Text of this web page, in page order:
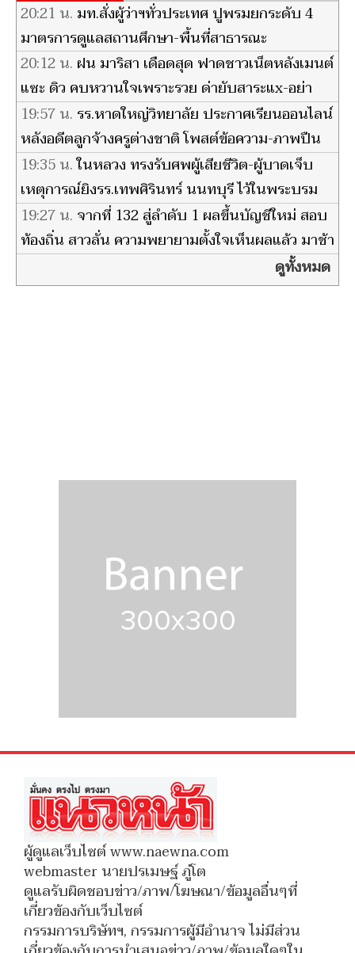
20:21 น. มท.สั่งผู้ว่าฯทั่วประเทศ ปูพรมยกระดับ 4
มาตรการดูแลสถานศึกษา-พื้นที่สาธารณะ
20:12 น. ฝน มาริสา เดือดสุด ฟาดชาวเน็ตหลังเมนต์
แซะ ดิว คบหวานใจเพราะรวย ด่ายับสาระแx-อย่า
ดูถูกคนอื่น
19:57 น. รร.หาดใหญ่วิทยาลัย ประกาศเรียนออนไลน์
หลังอดีตลูกจ้างครูต่างชาติ โพสต์ข้อความ-ภาพปืน
ข่มขู่
19:35 น.ในหลวง ทรงรับศพผู้เสียชีวิต-ผู้บาดเจ็บ
เหตุการณ์ยิงรร.เทพศิรินทร์ นนทบุรี ไว้ในพระบรม
ราชานุเคราะห์
19:27 น. จากที่ 132 สู่ลำดับ 1 ผลขึ้นบัญชีใหม่ สอบ
ท้องถิ่น สาวลั่น ความพยายามตั้งใจเห็นผลแล้ว มาช้า
ดูทั้งหมด
ผู้ดูแลเว็บไซต์ www.naewna.com
webmaster นายปรเมษฐ์ ภู่โต
ดูแลรับผิดชอบข่าว/ภาพ/โฆษณา/ข้อมูลอื่นๆที่
เกี่ยวข้องกับเว็บไซต์
กรรมการบริษัทฯ, กรรมการผู้มีอำนาจ ไม่มีส่วน